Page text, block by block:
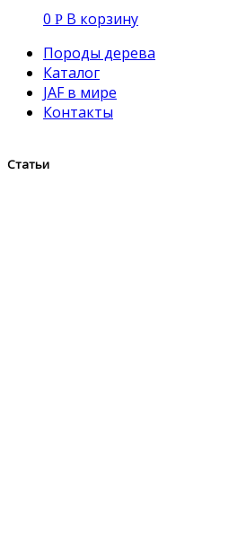
0 Р В корзину
Породы дерева
Каталог
JAF в мире
Контакты
Статьи